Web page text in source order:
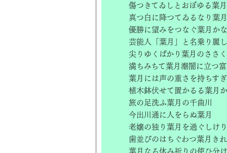
傷つきてゐしとおぼゆる葉
真つ白に降つてゐるなり葉
優勝に望みをつなぐ葉月かな
芸能人「葉月」と名乗り麗
尖りゆくばかり葉月のささ
満ちみちて葉月潮闇に立つ
葉月には声の重さを持ちす
植木鉢伏せて置かるる葉月
旅の足洗ふ葉月の千曲川
今出川通に人をらぬ葉月
老嬢の独り葉月を過ぐしけり
歯並びのはちぐわつ葉月き
葉月なる休み祈りの使ひ分け